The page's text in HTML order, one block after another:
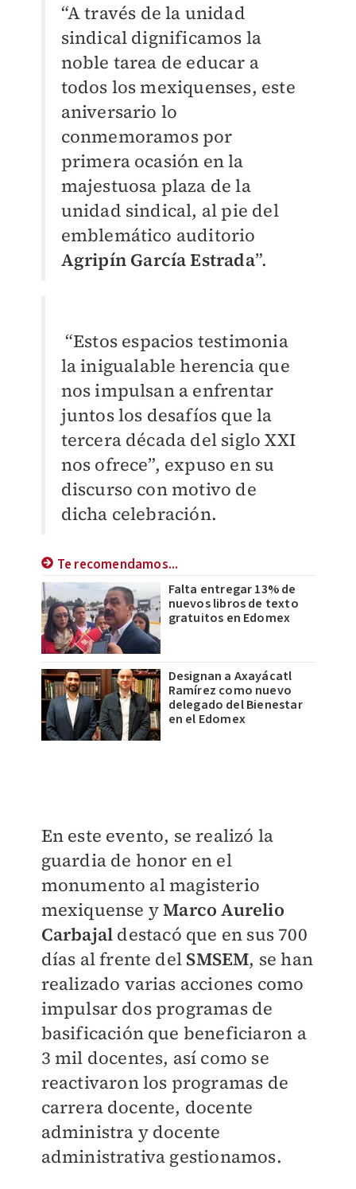
“A través de la unidad
sindical dignificamos la
noble tarea de educar a
todos los mexiquenses, este
aniversario lo
conmemoramos por
primera ocasión en la
majestuosa plaza de la
unidad sindical, al pie del
emblemático auditorio
Agripín García Estrada”.
“Estos espacios testimonia
la inigualable herencia que
nos impulsan a enfrentar
juntos los desafíos que la
tercera década del siglo XXI
nos ofrece”, expuso en su
discurso con motivo de
dicha celebración.
Te recomendamos...
Falta entregar 13% de
nuevos libros de texto
gratuitos en Edomex
Designan a Axayácatl
Ramírez como nuevo
delegado del Bienestar
en el Edomex
En este evento, se realizó la
guardia de honor en el
monumento al magisterio
mexiquense yMarco Aurelio
Carbajal destacó que en sus 700
días al frente del SMSEM, se han
realizado varias acciones como
impulsar dos programas de
basificación que beneficiaron a
3 mil docentes, así como se
reactivaron los programas de
carrera docente, docente
administra y docente
administrativa gestionamos.